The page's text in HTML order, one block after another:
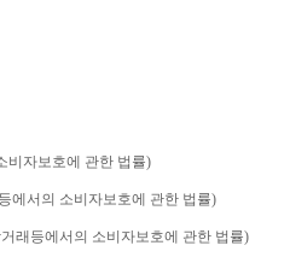
비자보호에 관한 법률)
에서의 소비자보호에 관한 법률)
래등에서의 소비자보호에 관한 법률)